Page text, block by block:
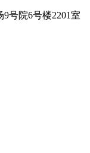
号院6号楼2201室